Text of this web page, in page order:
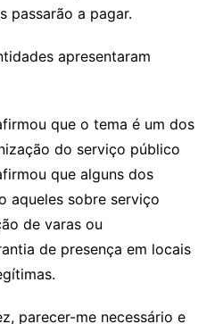
passarão a pagar.
apresentaram
que o tema é um dos
do serviço público
que alguns dos
aqueles sobre serviço
de varas ou
de presença em locais
parecer-me necessário e